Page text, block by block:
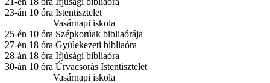
23-án 10 óra Istentisztelet
Vasárnapi iskola
25-én 10 óra Szépkorúak bibliaórája
27-én 18 óra Gyülekezeti bibliaóra
28-án 18 óra Ifjúsági bibliaóra
30-án 10 óra Úrvacsorás Istentisztelet
Vasárnapi iskola